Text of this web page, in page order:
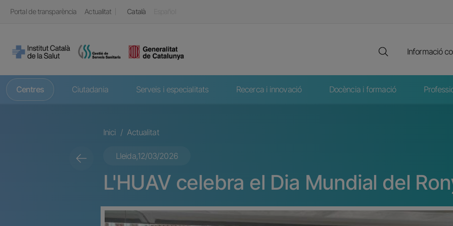
Top header
Portal de transparència Actualitat Català
Cerca full
Informació
Navegació principal
Centres Ciutadania Serveis i especialitats Recerca i innovació Docència i formació
Fil d'ariadna
Inici Actualitat
Lleida,12/03/2026
L'HUAV celebra el Dia Mundial del